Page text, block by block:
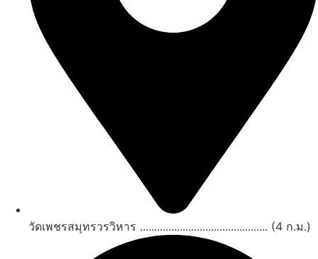
วัดเพชรสมุทรวรวิหาร ............................................. (4 ก.ม.)